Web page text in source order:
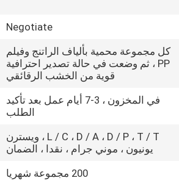
Negotiate
كل مجموعة محمية بألياف الراتنج وفيلم
PP ، ثم وضعت في حالة تصدير احترافية
قوية من الخشب الرقائقي
في المخزون ، 3-7 أيام عمل بعد تأكيد
الطلب
L / C ، D / A ، D / P ، T / T ، ويسترن
يونيون ، موني جرام ، نقدا ، الضمان
200 مجموعة شهريا